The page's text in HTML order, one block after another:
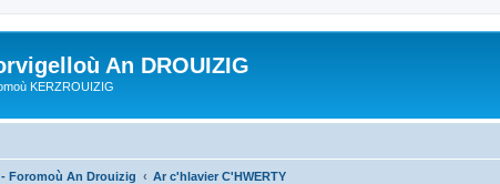
An DROUIZIG
KERZROUIZIG
Foromoù An Drouizig Ar c'hlavier C'HWERTY